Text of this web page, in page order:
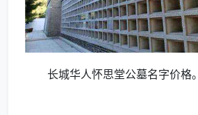
长城华人怀思堂公墓名字价格。